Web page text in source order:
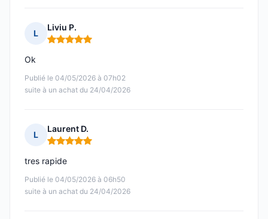
L
Liviu P.
Note : 5 sur 5
Publié le 04/05/2026 à 07h02
suite à un achat du 24/04/2026
Ok
L
Laurent D.
Note : 5 sur 5
Publié le 04/05/2026 à 06h50
suite à un achat du 24/04/2026
tres rapide